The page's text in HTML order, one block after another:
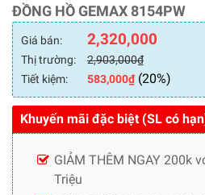
ĐỒNG HỒ GEMAX 8154PW
Giá bán: 2,320,000
Thị trường: 2,903,000₫
Tiết kiệm:
583,000₫(20%)
Khuyến mãi đặc biệt (SL có
GIẢM THÊM NGAY 200k
Triệu